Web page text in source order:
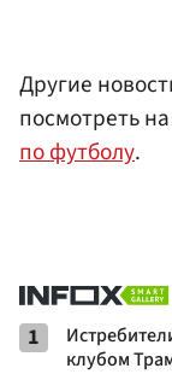
Другие
посмотреть на
по футболу.
1
клубом